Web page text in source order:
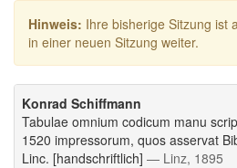
Hinweis: Ihre bisherige Sitzung ist
in einer neuen Sitzung weiter.
Konrad Schiffmann
Tabulae omnium codicum manu
1520 impressorum, quos asservat
Linc. [handschriftlich] — Linz, 1895